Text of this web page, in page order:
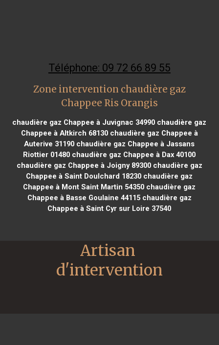
Téléphone: 09 72 66 89 55
Zone intervention chaudière gaz
Chappee Ris Orangis
chaudière gaz Chappee à Juvignac 34990 chaudière gaz
Chappee à Altkirch 68130chaudière gaz Chappee à
Auterive 31190 chaudière gaz Chappee à Jassans
Riottier 01480 chaudière gaz Chappee à Dax 40100
chaudière gaz Chappee à Joigny 89300chaudière gaz
Chappee à Saint Doulchard 18230 chaudière gaz
Chappee à Mont Saint Martin 54350 chaudière gaz
Chappee à Basse Goulaine 44115chaudière gaz
Chappee à Saint Cyr sur Loire 37540
Artisan
d'intervention